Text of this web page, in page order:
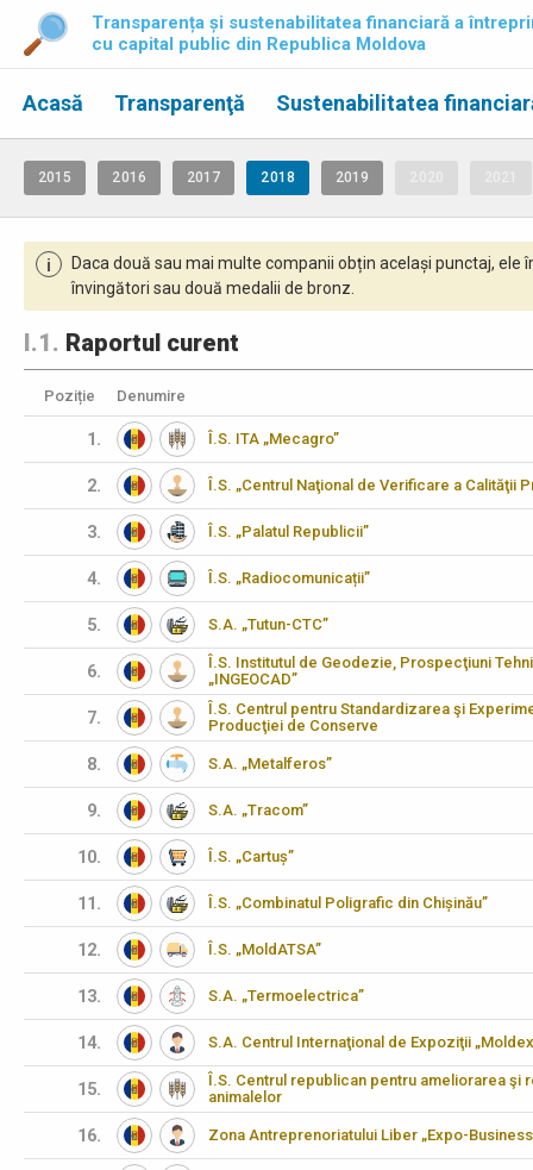
Transparența și sustenabilitatea financiară a
cu capital public din Republica Moldova
Acasă Transparenţă Sustenabilitatea
2015 2016 2017 2018 2019
i
Daca două sau mai multe companii obțin același punctaj,
învingători sau două medalii de bronz.
I.1. Raportul curent
Poziție Denumire
1. Î.S. ITA „Mecagro”
2. Î.S. „Centrul Naţional de Verificare a Calităţii
3. Î.S. „Palatul Republicii”
4. Î.S. „Radiocomunicații”
5. S.A. „Tutun-CTC”
6.
Î.S. Institutul de Geodezie, Prospecţiuni
„INGEOCAD”
7.
Î.S. Centrul pentru Standardizarea şi
Producţiei de Conserve
8. S.A. „Metalferos”
9. S.A. „Tracom”
10. Î.S. „Cartuș”
11. Î.S. „Combinatul Poligrafic din Chișinău”
12. Î.S. „MoldATSA”
13. S.A. „Termoelectrica”
14. S.A. Centrul Internaţional de Expoziţii
15.
Î.S. Centrul republican pentru ameliorarea şi
animalelor
16. Zona Antreprenoriatului Liber „Expo-